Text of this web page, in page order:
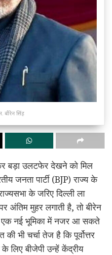
बीरेन सिंह
बड़ा उलटफेर देखने को मिल
जनता पार्टी (BJP) राज्य के
के जरिए दिल्ली ला
अंतिम मुहर लगाती है, तो बीरेन
में एक नई भूमिका में नजर आ सकते
भी चर्चा तेज है कि पूर्वोत्तर
लिए बीजेपी उन्हें केंद्रीय